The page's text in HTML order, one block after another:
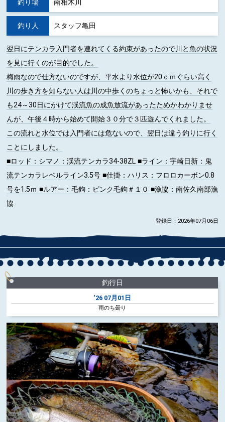
釣り場 南相木川
釣り人 スタッフ亀田
翌日にテンカラ入門者を連れてくる約束があったので川と魚の状況
を見に行くのが目的でした。
梅雨なので仕方ないのですが、平水より水位が20ｃｍぐらい高く
川の歩き方を知らない人は川の中歩くのちょっと怖いかも、それで
も24～30日にかけて渓流魚の成魚放流があったためかわかりませ
んが、午後４時から始めて開始３０分で３匹遊んでくれました。
この流れと水位では入門者には危ないので、翌日は違う釣りに行く
ことにしました。
■ロッド ：シマノ：渓流テンカラ34-38ZL■ライン ：宇崎日新：鬼
流テンカラレベルライン3.5号■仕掛 ：ハリス：フロロカーボン0.8
号を1.5ｍ■ルアー ：毛鉤：ピンク毛鉤＃１０■漁協 ：南佐久南部漁
協
登録日：2026年07月06日
釣行日
‘26 07月01日
雨のち曇り